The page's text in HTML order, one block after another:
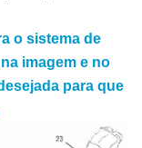
o sistema de
imagem e no
para que